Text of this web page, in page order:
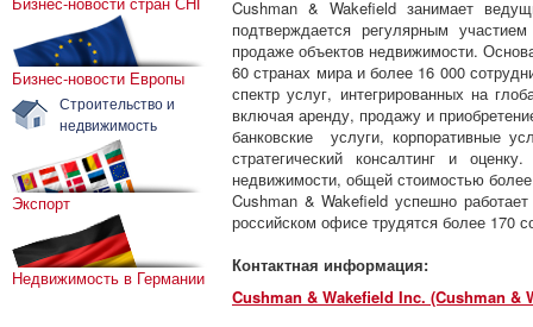
Бизнес-новости Европы
Строительство и
недвижимость
Экспорт
Недвижимость в Германии
Cushman & Wakefield занимает
подтверждается регулярным
продаже объектов недвижимости.
60 странах мира и более 16 000
спектр услуг, интегрированных на
включая аренду, продажу и
банковские услуги, корпоративные
стратегический консалтинг и
недвижимости, общей стоимостью
Cushman & Wakefield успешно
российском офисе трудятся более 170
Контактная информация:
Cushman & Wakefield Inc. (Cushman &